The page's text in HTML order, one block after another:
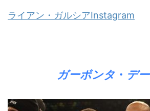
ライアン・ガルシアInstagram
ガーボンタ ・ デ